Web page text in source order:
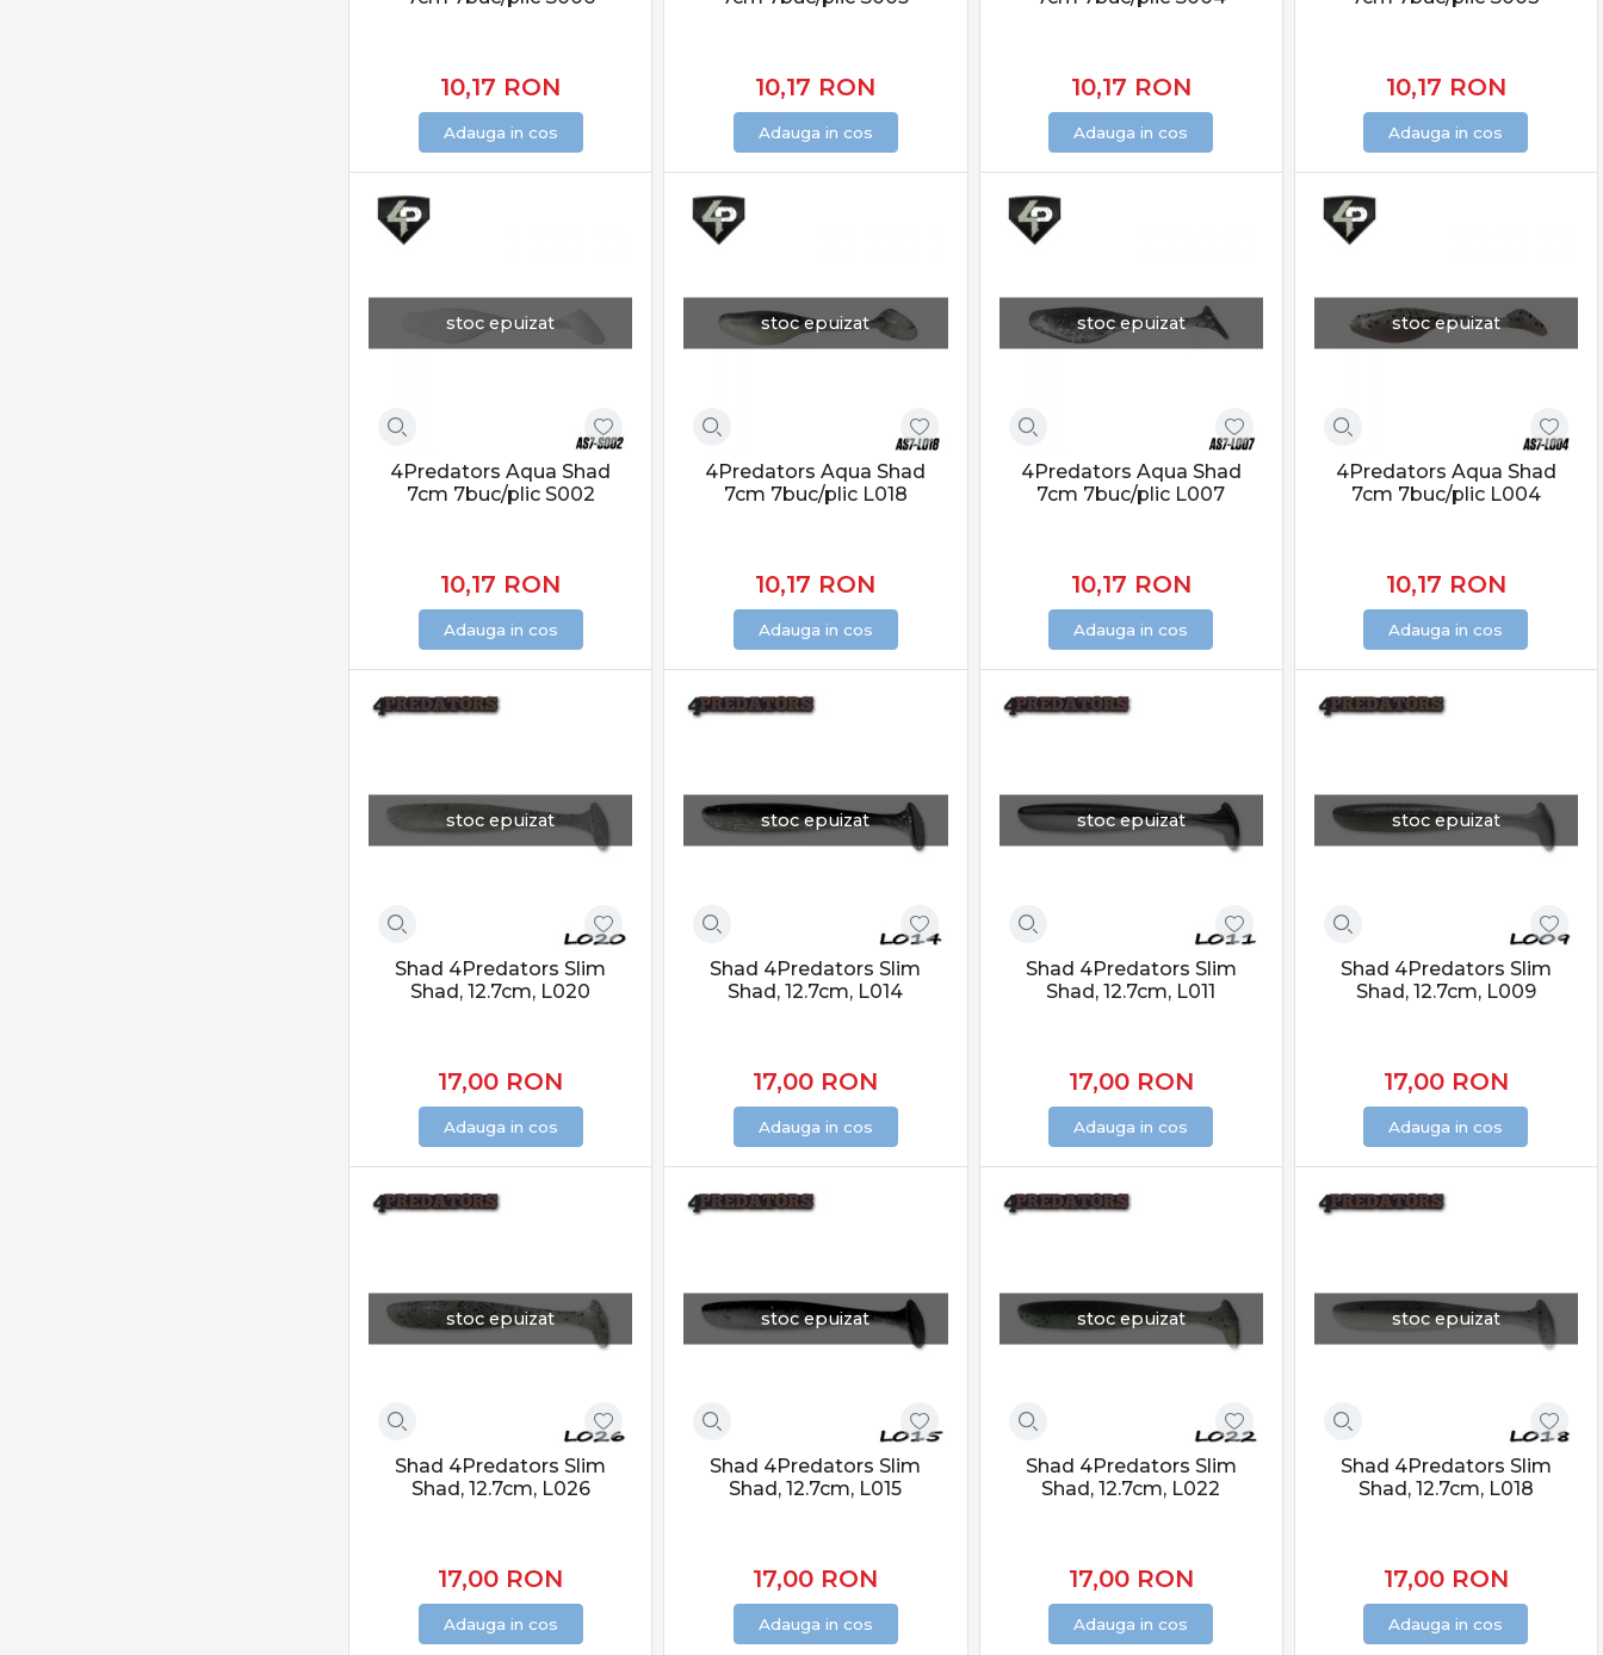
Culori, greutăți și acțiuni diferite
Gama de năluci PRO ANGLER oferă:
acțiuni variate pentru ape reci sau calde
Năluci în oferta PRO ANGLER
Categoria Năluci din PRO ANGLER este structurată pentru pescarii care caută eficiență reală, diversitate și produse testate. Selecția
CONCLUZIE
indiferent de specie sau condiții.
10,17 RON
Adauga in cos
10,17 RON
Adauga in cos
10,17 RON
Adauga in cos
10,17 RON
Adauga in cos
stoc epuizat
4Predators Aqua Shad
7cm 7buc/plic S002
10,17 RON
Adauga in cos
stoc epuizat
4Predators Aqua Shad
7cm 7buc/plic L018
10,17 RON
Adauga in cos
stoc epuizat
4Predators Aqua Shad
7cm 7buc/plic L007
10,17 RON
Adauga in cos
stoc epuizat
4Predators Aqua Shad
7cm 7buc/plic L004
10,17 RON
Adauga in cos
stoc epuizat
Shad 4Predators Slim
Shad, 12.7cm, L020
17,00 RON
Adauga in cos
stoc epuizat
Shad 4Predators Slim
Shad, 12.7cm, L014
17,00 RON
Adauga in cos
stoc epuizat
Shad 4Predators Slim
Shad, 12.7cm, L011
17,00 RON
Adauga in cos
stoc epuizat
Shad 4Predators Slim
Shad, 12.7cm, L009
17,00 RON
Adauga in cos
stoc epuizat
Shad 4Predators Slim
Shad, 12.7cm, L026
17,00 RON
Adauga in cos
stoc epuizat
Shad 4Predators Slim
Shad, 12.7cm, L015
17,00 RON
Adauga in cos
stoc epuizat
Shad 4Predators Slim
Shad, 12.7cm, L022
17,00 RON
Adauga in cos
stoc epuizat
Shad 4Predators Slim
Shad, 12.7cm, L018
17,00 RON
Adauga in cos